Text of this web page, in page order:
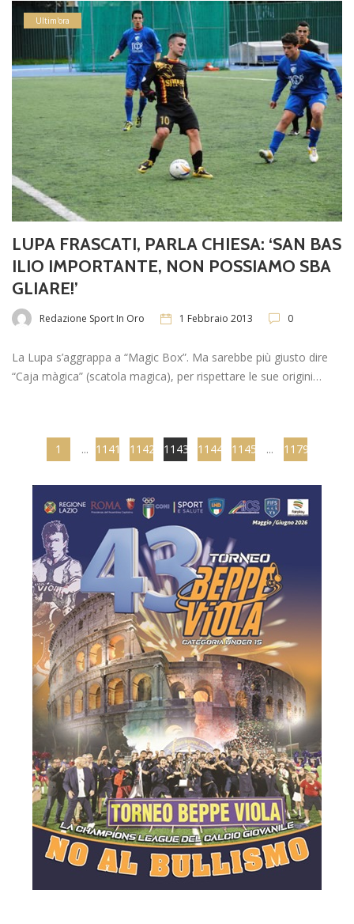
Ultim'ora
LUPA FRASCATI, PARLA CHIESA: ‘SAN BAS
ILIO IMPORTANTE, NON POSSIAMO SBA
GLIARE!’
Redazione Sport In Oro 1 Febbraio 2013 0
La Lupa s’aggrappa a “Magic Box”. Ma sarebbe più giusto dire
“Caja màgica” (scatola magica), per rispettare le sue origini…
1 ... 1141 1142 1143 1144 1145 ... 1179